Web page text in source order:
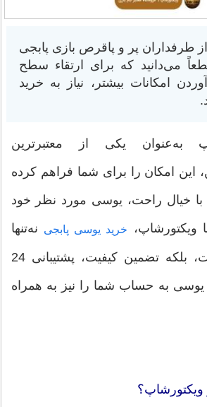
طرفداران پر و پاقرص بازی پابجی
می‌دانید که برای ارتقاء سطح
امکانات بیشتر، نیاز به خرید
به‌عنوان یکی از معتبرترین
این امکان را برای شما فراهم کرده
با خیال راحت، یوسی مورد نظر خود
ویکتورشاپ،
خرید یوسی پابجی نه‌تنها
سریع و ساده است، بلکه تضمین کیفیت، پشتیبانی 24
یوسی به حساب شما را نیز به همراه
ویکتورشاپ؟